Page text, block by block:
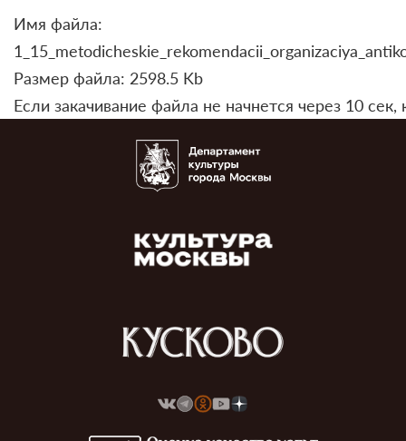
Имя файла:
Размер файла: 2598.5 Kb
Если закачивание файла не начнется через 10